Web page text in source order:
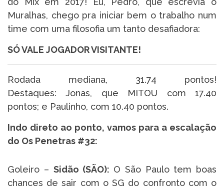
Muralhas, chego pra iniciar bem o trabalho num
time com uma filosofia um tanto desafiadora:
SÓ VALE JOGADOR VISITANTE!
Rodada mediana, 31.74 pontos!
Destaques: Jonas, que MITOU com 17.40
pontos; e Paulinho, com 10.40 pontos.
Indo direto ao ponto, vamos para a escalação
do Os Penetras #32:
Goleiro – Sidão (SÃO): O São Paulo tem boas
chances de sair com o SG do confronto com o